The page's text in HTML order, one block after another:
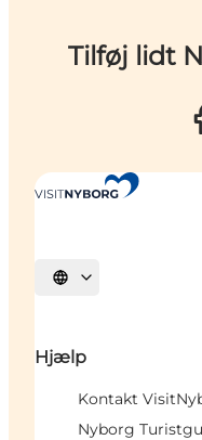
Tilføj lidt
Vælg sprog
Hjælp
Kontakt
Nyborg